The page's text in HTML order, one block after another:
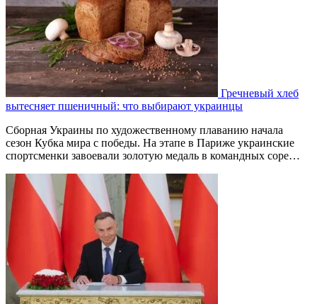
Гречневый хлеб
вытесняет пшеничный: что выбирают украинцы
Сборная Украины по художественному плаванию начала
сезон Кубка мира с победы. На этапе в Париже украинские
спортсменки завоевали золотую медаль в командных соре…